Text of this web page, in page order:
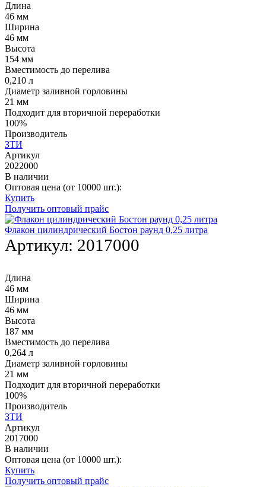
Длина
46 мм
Ширина
46 мм
Высота
154 мм
Вместимость до перелива
0,210 л
Диаметр заливной горловины
21 мм
Подходит для вторичной переработки
100%
Производитель
ЗТИ
Артикул
2022000
В наличии
Оптовая цена (от 10000 шт.):
Купить
Получить оптовый прайс
Флакон цилиндрический Бостон раунд 0,25 литра
Артикул: 2017000
Длина
46 мм
Ширина
46 мм
Высота
187 мм
Вместимость до перелива
0,264 л
Диаметр заливной горловины
21 мм
Подходит для вторичной переработки
100%
Производитель
ЗТИ
Артикул
2017000
В наличии
Оптовая цена (от 10000 шт.):
Купить
Получить оптовый прайс